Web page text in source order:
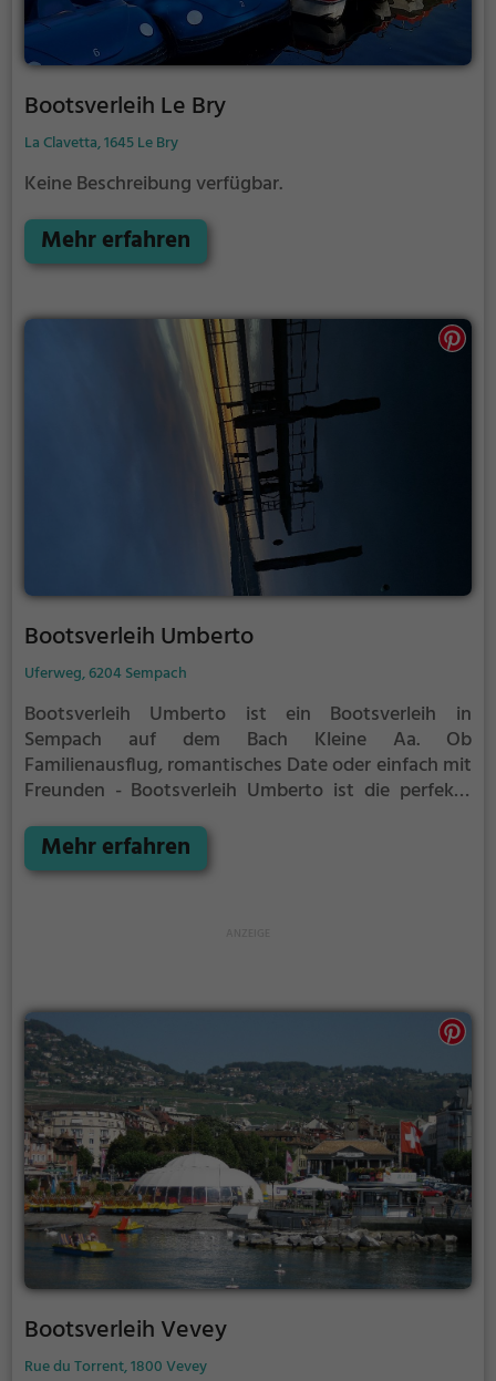
Bootsverleih Le Bry
La Clavetta, 1645 Le Bry
Keine Beschreibung verfügbar.
Mehr erfahren
Bootsverleih Umberto
Uferweg, 6204 Sempach
Bootsverleih Umberto ist ein Bootsverleih in
Sempach auf dem Bach Kleine Aa. Ob
Familienausflug, romantisches Date oder einfach mit
Freunden - Bootsverleih Umberto ist die perfekte
Naturfreunde als auch Sportbegeisterte und echte
Wasserratten auf ihre Kosten.
Mehr erfahren
Bootsverleih Vevey
Rue du Torrent, 1800 Vevey